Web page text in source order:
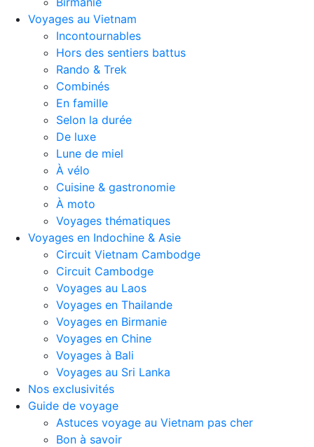
Voyages au Vietnam
Incontournables
Hors des sentiers battus
Rando & Trek
Combinés
En famille
Selon la durée
De luxe
Lune de miel
À vélo
Cuisine & gastronomie
À moto
Voyages thématiques
Voyages en Indochine & Asie
Circuit Vietnam Cambodge
Circuit Cambodge
Voyages au Laos
Voyages en Thailande
Voyages en Birmanie
Voyages en Chine
Voyages à Bali
Voyages au Sri Lanka
Nos exclusivités
Guide de voyage
Astuces voyage au Vietnam pas cher
Bon à savoir